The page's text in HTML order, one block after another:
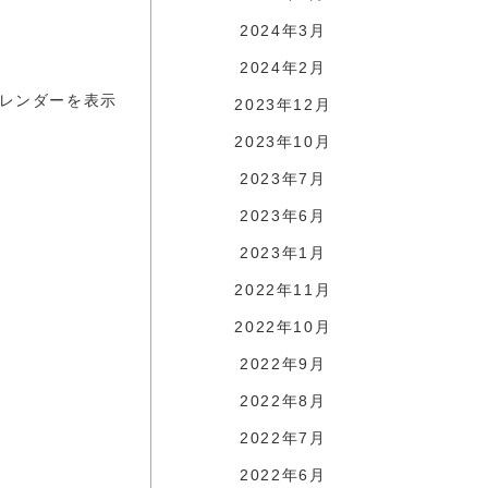
ンダーを表示
2024年3月
2024年2月
2023年12月
2023年10月
2023年7月
2023年6月
2023年1月
2022年11月
2022年10月
2022年9月
2022年8月
2022年7月
2022年6月